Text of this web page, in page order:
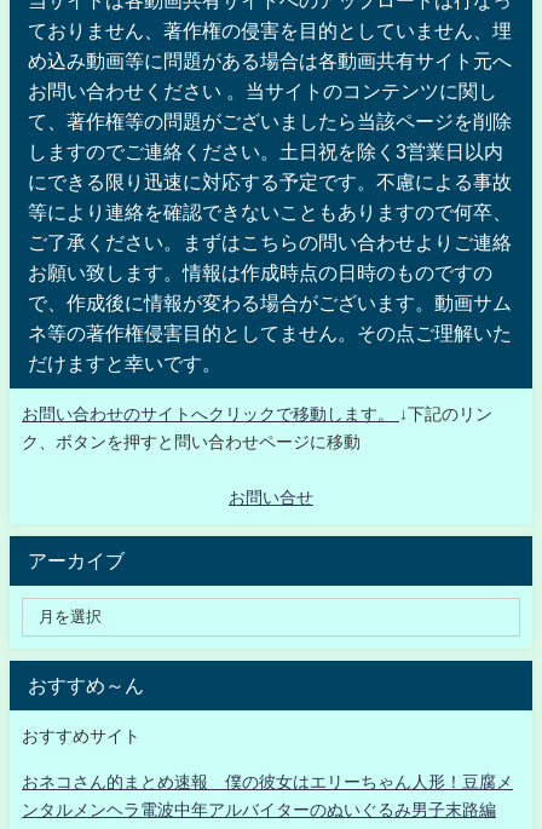
ておりません、著作権の侵害を目的としていません、埋
め込み動画等に問題がある場合は各動画共有サイト元へ
お問い合わせください 。当サイトのコンテンツに関し
て、著作権等の問題がございましたら当該ページを削除
しますのでご連絡ください。土日祝を除く3営業日以内
にできる限り迅速に対応する予定です。不慮による事故
等により連絡を確認できないこともありますので何卒、
ご了承ください。まずはこちらの問い合わせよりご連絡
お願い致します。情報は作成時点の日時のものですの
で、作成後に情報が変わる場合がございます。動画サム
ネ等の著作権侵害目的としてません。その点ご理解いた
だけますと幸いです。
お問い合わせのサイトへクリックで移動します。
↓下記のリン
ク、ボタンを押すと問い合わせページに移動
お問い合せ
アーカイブ
おすすめ～ん
おすすめサイト
おネコさん的まとめ速報 僕の彼女はエリーちゃん人形！豆腐メ
ンタルメンヘラ電波中年アルバイターのぬいぐるみ男子末路編